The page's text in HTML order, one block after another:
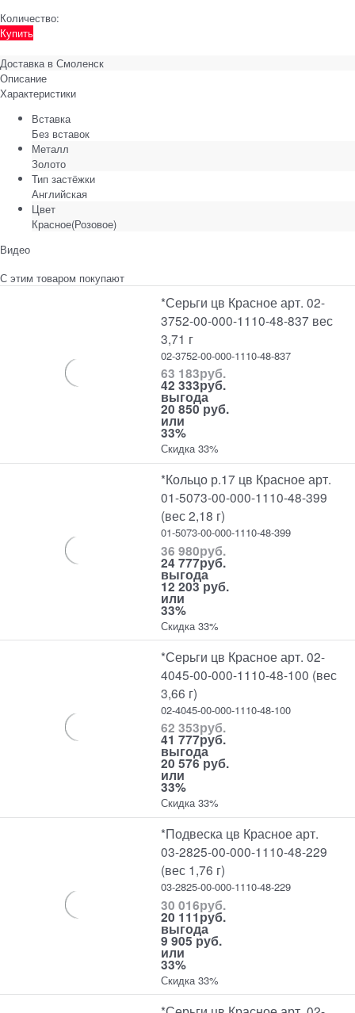
Количество:
Купить
Доставка в Смоленск
Описание
Характеристики
Вставка
Без вставок
Металл
Золото
Тип застёжки
Английская
Цвет
Красное(Розовое)
Видео
С этим товаром покупают
*Серьги цв Красное арт. 02-
3752-00-000-1110-48-837 вес
3,71 г
02-3752-00-000-1110-48-837
63 183руб.
42 333руб.
выгода
20 850 руб.
или
33%
Скидка 33%
*Кольцо р.17 цв Красное арт.
01-5073-00-000-1110-48-399
(вес 2,18 г)
01-5073-00-000-1110-48-399
36 980руб.
24 777руб.
выгода
12 203 руб.
или
33%
Скидка 33%
*Серьги цв Красное арт. 02-
4045-00-000-1110-48-100 (вес
3,66 г)
02-4045-00-000-1110-48-100
62 353руб.
41 777руб.
выгода
20 576 руб.
или
33%
Скидка 33%
*Подвеска цв Красное арт.
03-2825-00-000-1110-48-229
(вес 1,76 г)
03-2825-00-000-1110-48-229
30 016руб.
20 111руб.
выгода
9 905 руб.
или
33%
Скидка 33%